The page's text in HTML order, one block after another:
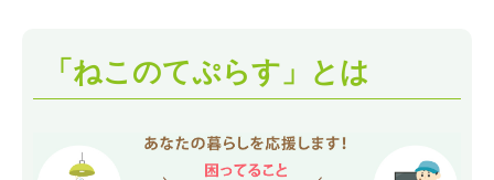
「ねこのてぷらす」とは